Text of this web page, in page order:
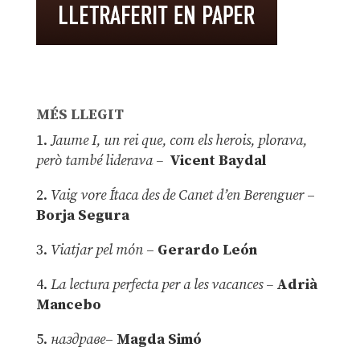
MÉS LLEGIT
1.Jaume I, un rei que, com els herois, plorava,
però també liderava – Vicent Baydal
2. Vaig vore Ítaca des de Canet d’en Berenguer–
Borja Segura
3. Viatjar pel món – Gerardo León
4. La lectura perfecta per a les vacances –Adrià
Mancebo
5. наздраве– Magda Simó